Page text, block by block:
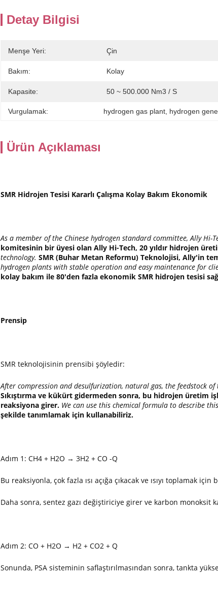
Detay Bilgisi
Menşe Yeri: Çin
Bakım: Kolay
Kapasite: 50 ~ 500.000 Nm3 / S
Vurgulamak: hydrogen gas plant hydrogen
Ürün Açıklaması
SMR Hidrojen Tesisi Kararlı Çalışma Kolay Bakım Ekonomik
As a member of the Chinese hydrogen standard committee, Ally
komitesinin bir üyesi olan Ally Hi-Tech, 20 yıldır hidrojen
technology. SMR (Buhar Metan Reformu) Teknolojisi, Ally'in
hydrogen plants with stable operation and easy maintenance for
kolay bakım ile 80'den fazla ekonomik SMR hidrojen tesisi
Prensip
SMR teknolojisinin prensibi şöyledir:
After compression and desulfurization, natural gas, the feedstock
Sıkıştırma ve kükürt gidermeden sonra, bu hidrojen üretim
reaksiyona girer. We can use this chemical formula to describe
şekilde tanımlamak için kullanabiliriz.
Adım 1: CH4 + H2O → 3H2 + CO -Q
Bu reaksiyonla, çok fazla ısı açığa çıkacak ve ısıyı toplamak
Daha sonra, sentez gazı değiştiriciye girer ve karbon monoksit
Adım 2: CO + H2O → H2 + CO2 + Q
Sonunda, PSA sisteminin saflaştırılmasından sonra, tankta